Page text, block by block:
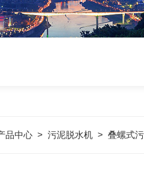
品中心 > 污泥脱水机 > 叠螺式